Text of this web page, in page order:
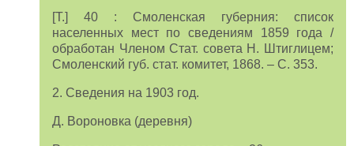
[Т.] 40 : Смоленская губерния: список
населенных мест по сведениям 1859 года /
обработан Членом Стат. совета Н. Штиглицем;
Смоленский губ. стат. комитет, 1868. – С. 353.
2. Сведения на 1903 год.
Д. Вороновка (деревня)